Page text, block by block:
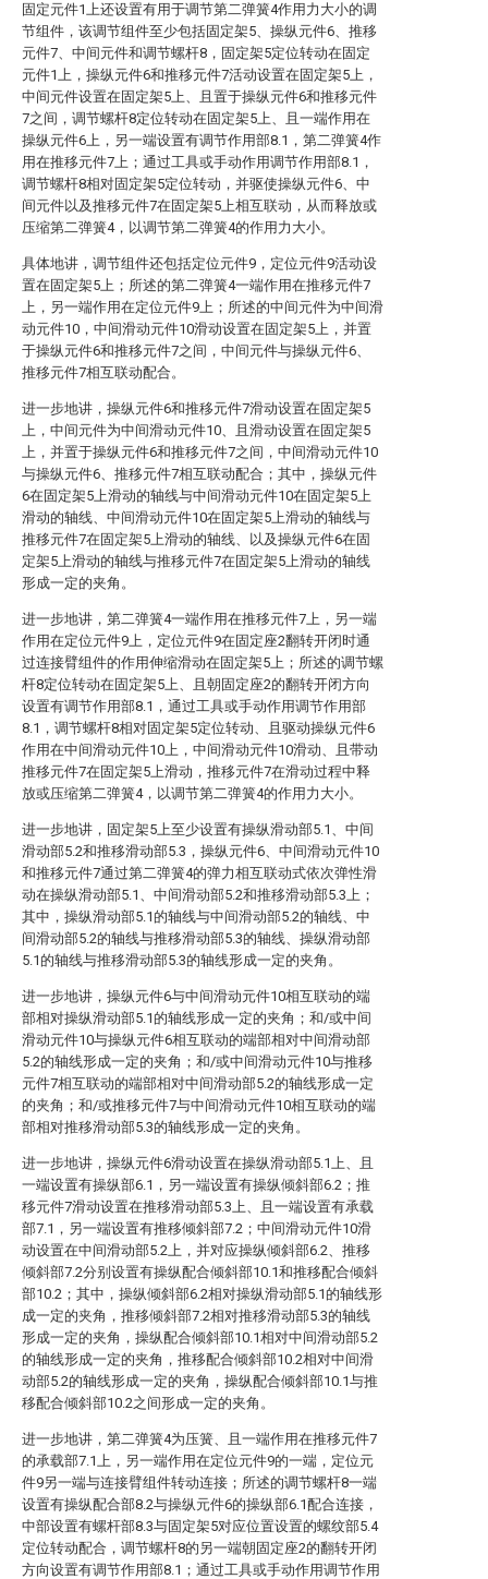
固定元件1上还设置有用于调节第二弹簧4作用力大小的调
节组件，该调节组件至少包括固定架5、操纵元件6、推移
元件7、中间元件和调节螺杆8，固定架5定位转动在固定
元件1上，操纵元件6和推移元件7活动设置在固定架5上，
中间元件设置在固定架5上、且置于操纵元件6和推移元件
7之间，调节螺杆8定位转动在固定架5上、且一端作用在
操纵元件6上，另一端设置有调节作用部8.1，第二弹簧4作
用在推移元件7上；通过工具或手动作用调节作用部8.1，
调节螺杆8相对固定架5定位转动，并驱使操纵元件6、中
间元件以及推移元件7在固定架5上相互联动，从而释放或
压缩第二弹簧4，以调节第二弹簧4的作用力大小。
具体地讲，调节组件还包括定位元件9，定位元件9活动设
置在固定架5上；所述的第二弹簧4一端作用在推移元件7
上，另一端作用在定位元件9上；所述的中间元件为中间滑
动元件10，中间滑动元件10滑动设置在固定架5上，并置
于操纵元件6和推移元件7之间，中间元件与操纵元件6、
推移元件7相互联动配合。
进一步地讲，操纵元件6和推移元件7滑动设置在固定架5
上，中间元件为中间滑动元件10、且滑动设置在固定架5
上，并置于操纵元件6和推移元件7之间，中间滑动元件10
与操纵元件6、推移元件7相互联动配合；其中，操纵元件
6在固定架5上滑动的轴线与中间滑动元件10在固定架5上
滑动的轴线、中间滑动元件10在固定架5上滑动的轴线与
推移元件7在固定架5上滑动的轴线、以及操纵元件6在固
定架5上滑动的轴线与推移元件7在固定架5上滑动的轴线
形成一定的夹角。
进一步地讲，第二弹簧4一端作用在推移元件7上，另一端
作用在定位元件9上，定位元件9在固定座2翻转开闭时通
过连接臂组件的作用伸缩滑动在固定架5上；所述的调节螺
杆8定位转动在固定架5上、且朝固定座2的翻转开闭方向
设置有调节作用部8.1，通过工具或手动作用调节作用部
8.1，调节螺杆8相对固定架5定位转动、且驱动操纵元件6
作用在中间滑动元件10上，中间滑动元件10滑动、且带动
推移元件7在固定架5上滑动，推移元件7在滑动过程中释
放或压缩第二弹簧4，以调节第二弹簧4的作用力大小。
进一步地讲，固定架5上至少设置有操纵滑动部5.1、中间
滑动部5.2和推移滑动部5.3，操纵元件6、中间滑动元件10
和推移元件7通过第二弹簧4的弹力相互联动式依次弹性滑
动在操纵滑动部5.1、中间滑动部5.2和推移滑动部5.3上；
其中，操纵滑动部5.1的轴线与中间滑动部5.2的轴线、中
间滑动部5.2的轴线与推移滑动部5.3的轴线、操纵滑动部
5.1的轴线与推移滑动部5.3的轴线形成一定的夹角。
进一步地讲，操纵元件6与中间滑动元件10相互联动的端
部相对操纵滑动部5.1的轴线形成一定的夹角；和/或中间
滑动元件10与操纵元件6相互联动的端部相对中间滑动部
5.2的轴线形成一定的夹角；和/或中间滑动元件10与推移
元件7相互联动的端部相对中间滑动部5.2的轴线形成一定
的夹角；和/或推移元件7与中间滑动元件10相互联动的端
部相对推移滑动部5.3的轴线形成一定的夹角。
进一步地讲，操纵元件6滑动设置在操纵滑动部5.1上、且
一端设置有操纵部6.1，另一端设置有操纵倾斜部6.2；推
移元件7滑动设置在推移滑动部5.3上、且一端设置有承载
部7.1，另一端设置有推移倾斜部7.2；中间滑动元件10滑
动设置在中间滑动部5.2上，并对应操纵倾斜部6.2、推移
倾斜部7.2分别设置有操纵配合倾斜部10.1和推移配合倾斜
部10.2；其中，操纵倾斜部6.2相对操纵滑动部5.1的轴线形
成一定的夹角，推移倾斜部7.2相对推移滑动部5.3的轴线
形成一定的夹角，操纵配合倾斜部10.1相对中间滑动部5.2
的轴线形成一定的夹角，推移配合倾斜部10.2相对中间滑
动部5.2的轴线形成一定的夹角，操纵配合倾斜部10.1与推
移配合倾斜部10.2之间形成一定的夹角。
进一步地讲，第二弹簧4为压簧、且一端作用在推移元件7
的承载部7.1上，另一端作用在定位元件9的一端，定位元
件9另一端与连接臂组件转动连接；所述的调节螺杆8一端
设置有操纵配合部8.2与操纵元件6的操纵部6.1配合连接，
中部设置有螺杆部8.3与固定架5对应位置设置的螺纹部5.4
定位转动配合，调节螺杆8的另一端朝固定座2的翻转开闭
方向设置有调节作用部8.1；通过工具或手动作用调节作用